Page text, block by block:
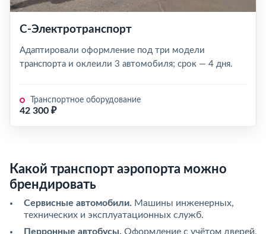
С-Электротранспорт
Адаптировали оформление под три модели
транспорта и оклеили 3 автомобиля; срок — 4 дня.
Транспортное оборудование
42 300 ₽
Какой транспорт аэропорта можно
брендировать
Сервисные автомобили. Машины инженерных,
технических и эксплуатационных служб.
Перронные автобусы. Оформление с учётом дверей,